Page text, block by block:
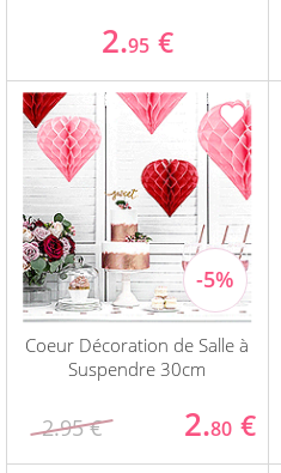
2.95 €
Coeur Décoration de Salle à
Suspendre 30cm
2.95 € 2.80 €